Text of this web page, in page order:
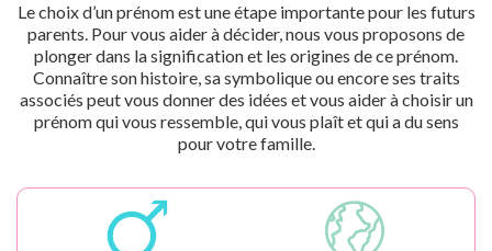
Le choix d’un prénom est une étape importante pour les futurs
parents. Pour vous aider à décider, nous vous proposons de
plonger dans la signification et les origines de ce prénom.
Connaître son histoire, sa symbolique ou encore ses traits
associés peut vous donner des idées et vous aider à choisir un
prénom qui vous ressemble, qui vous plaît et qui a du sens
pour votre famille.